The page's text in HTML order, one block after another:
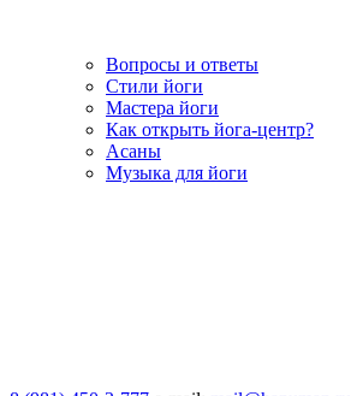
Вопросы и ответы
Стили йоги
Мастера йоги
Как открыть йога-центр?
Асаны
Музыка для йоги